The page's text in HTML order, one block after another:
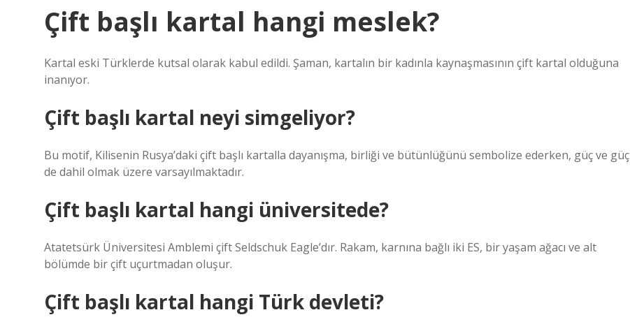
Çift başlı kartal hangi meslek?
Kartal eski Türklerde kutsal olarak kabul edildi. Şaman, kartalın bir kadınla kaynaşmasının çift kartal olduğuna
inanıyor.
Çift başlı kartal neyi simgeliyor?
Bu motif, Kilisenin Rusya’daki çift başlı kartalla dayanışma, birliği ve bütünlüğünü sembolize ederken, güç ve güç
de dahil olmak üzere varsayılmaktadır.
Çift başlı kartal hangi üniversitede?
Atatetsürk Üniversitesi Amblemi çift Seldschuk Eagle’dır. Rakam, karnına bağlı iki ES, bir yaşam ağacı ve alt
bölümde bir çift uçurtmadan oluşur.
Çift başlı kartal hangi Türk devleti?